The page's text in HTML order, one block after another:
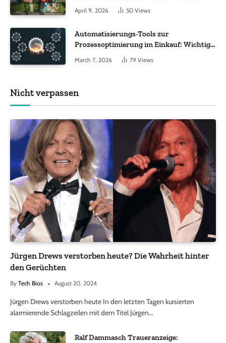
Worauf es bei 200 bis 500 m² wirklich
ankommt
April 9, 2026 50 Views
Automatisierungs-Tools zur
Prozessoptimierung im Einkauf: Wichtige
Funktionen, auf die Sie achten sollten
March 7, 2026 79 Views
Nicht verpassen
Jürgen Drews verstorben heute? Die Wahrheit hinter
den Gerüchten
By Tech Bios August 20, 2024
Jürgen Drews verstorben heute In den letzten Tagen kursierten
alarmierende Schlagzeilen mit dem Titel Jürgen…
Ralf Dammasch Traueranzeige: